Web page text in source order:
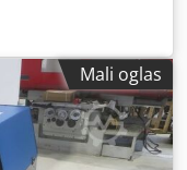
Mali oglas